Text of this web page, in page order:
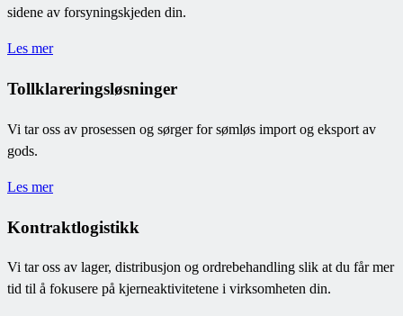
sidene av forsyningskjeden din.
Les mer
Tollklareringsløsninger
Vi tar oss av prosessen og sørger for sømløs import og eksport av
gods.
Les mer
Kontraktlogistikk
Vi tar oss av lager, distribusjon og ordrebehandling slik at du får mer
tid til å fokusere på kjerneaktivitetene i virksomheten din.